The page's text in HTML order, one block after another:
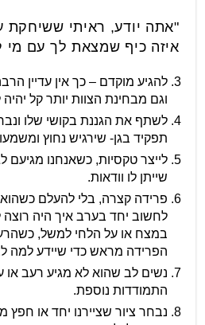
"אתה יודע, ראיתי ששיחקת
איזה כיף שמצאת לך עם מי
להגיע מוקדם – כך אין עדיין
וגם מבחינת הצוות יותר קל יהיה
לשתף את הגננת בקושי שלו
תפקיד בגן- שירגיש נחוץ
לייצר טקסיות, כשאנחנו מגיעם
שייתן לו וודאות.
פרידה קצרה, בלי להעלם
לחשוב יחד בערב איך היה רוצה
במצח או על הלחי למשל,
הפרידה מראש כדי שיידע למה
נשים לב שהוא לא מגיע רעב או
התמודדות נוספת.
נבחר ציור שציירנו יחד או חפץ